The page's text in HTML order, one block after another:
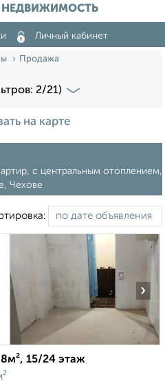
НЕДВИЖИМОСТЬ
Личный кабинет
Продажа
2/21)
на карте
с центральным отоплением,
Чехове
›
15/24 этаж